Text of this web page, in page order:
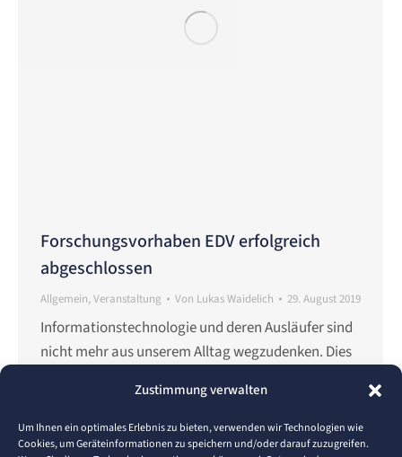
Zustimmung verwalten
Um Ihnen ein optimales Erlebnis zu bieten, verwenden wir Technologien wie
Cookies, um Geräteinformationen zu speichern und/oder darauf zuzugreifen.
Forschungsvorhaben EDV erfolgreich
abgeschlossen
Allgemein,Veranstaltung Von Lukas Waidelich 29. August 2019
Informationstechnologie und deren Ausläufer sind
nicht mehr aus unserem Alltag wegzudenken. Dies
privaten Bereich, die Auswirkungen der
Digitalisierung bestimmten den öffentlichen
Diskurs. Viele Neuerungen erleichtern unseren